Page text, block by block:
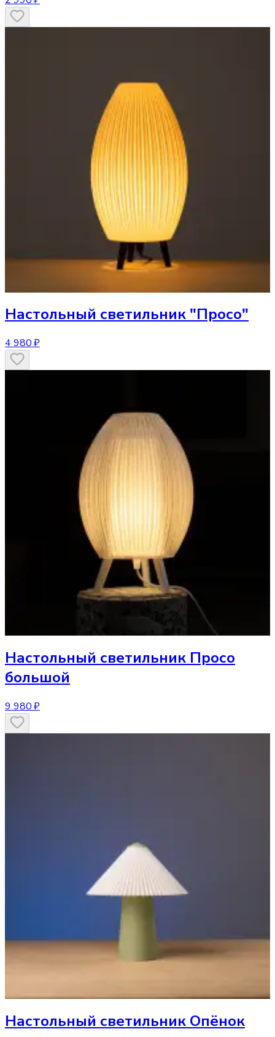
Настольный светильник "Просо"
4 980 ₽
Настольный светильник Просо
большой
9 980 ₽
Настольный светильник Опёнок